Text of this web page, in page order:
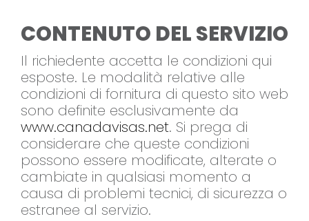
CONTENUTO DEL SERVIZIO
Il richiedente accetta le condizioni qui
esposte. Le modalità relative alle
condizioni di fornitura di questo sito web
sono definite esclusivamente da
www.canadavisas.net. Si prega di
considerare che queste condizioni
possono essere modificate, alterate o
cambiate in qualsiasi momento a
causa di problemi tecnici, di sicurezza o
estranee al servizio.